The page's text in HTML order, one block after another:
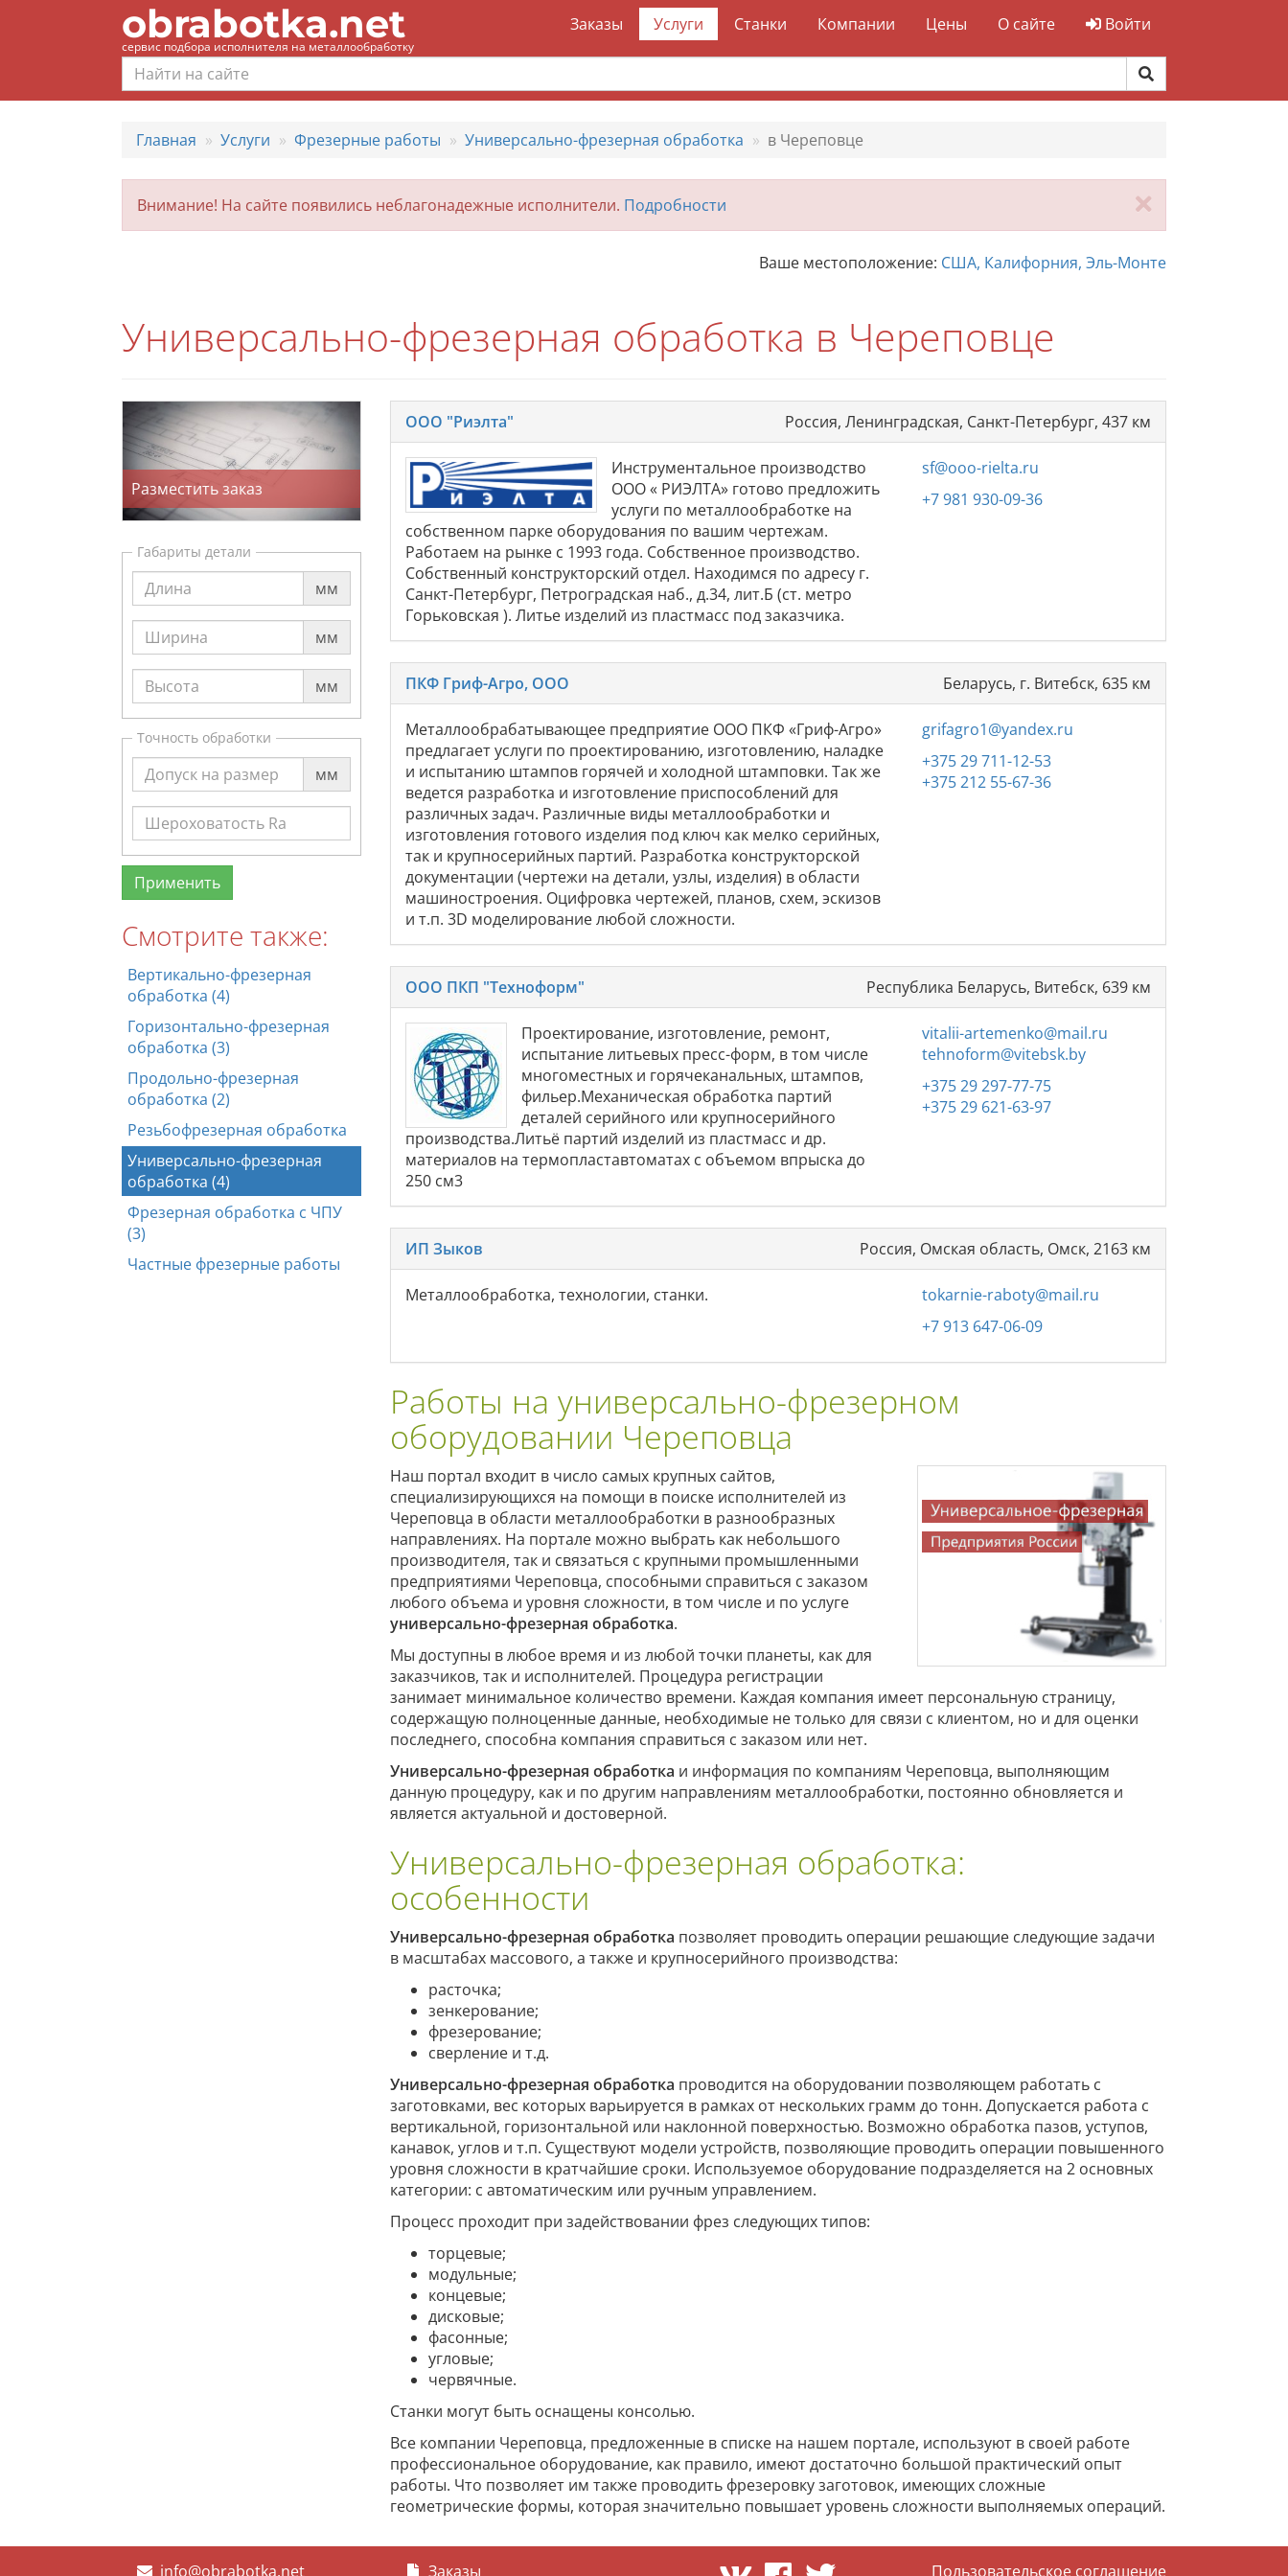
obrabotka.net
сервис подбора исполнителя на металлообработку
Заказы Услуги Станки Компании Цены О сайте Войти
Главная Услуги Фрезерные работы Универсально-фрезерная обработка в Череповце
Внимание! На сайте появились неблагонадежные исполнители. Подробности
Ваше местоположение: США, Калифорния, Эль-Монте
Универсально-фрезерная обработка в Череповце
Разместить заказ
Габариты детали
мм
мм
мм
Точность обработки
мм
Смотрите также:
Вертикально-фрезерная
обработка (4)
Горизонтально-фрезерная
обработка (3)
Продольно-фрезерная
обработка (2)
Резьбофрезерная обработка
Универсально-фрезерная
обработка (4)
Фрезерная обработка с ЧПУ
(3)
Частные фрезерные работы
ООО "Риэлта" Россия, Ленинградская, Санкт-Петербург, 437 км
Инструментальное производство
ООО « РИЭЛТА» готово предложить
услуги по металлообработке на
собственном парке оборудования по вашим чертежам.
Работаем на рынке с 1993 года. Собственное производство.
Собственный конструкторский отдел. Находимся по адресу г.
Санкт-Петербург, Петроградская наб., д.34, лит.Б (ст. метро
Горьковская ). Литье изделий из пластмасс под заказчика.
sf@ooo-rielta.ru
+7 981 930-09-36
ПКФ Гриф-Агро, ООО Беларусь, г. Витебск, 635 км
Металлообрабатывающее предприятие ООО ПКФ «Гриф-Агро»
предлагает услуги по проектированию, изготовлению, наладке
и испытанию штампов горячей и холодной штамповки. Так же
ведется разработка и изготовление приспособлений для
различных задач. Различные виды металлообработки и
изготовления готового изделия под ключ как мелко серийных,
так и крупносерийных партий. Разработка конструкторской
документации (чертежи на детали, узлы, изделия) в области
машиностроения. Оцифровка чертежей, планов, схем, эскизов
и т.п. 3D моделирование любой сложности.
grifagro1@yandex.ru
+375 29 711-12-53
+375 212 55-67-36
ООО ПКП "Техноформ" Республика Беларусь, Витебск, 639 км
Проектирование, изготовление, ремонт,
испытание литьевых пресс-форм, в том числе
многоместных и горячеканальных, штампов,
фильер.Механическая обработка партий
деталей серийного или крупносерийного
производства.Литьё партий изделий из пластмасс и др.
материалов на термопластавтоматах с объемом впрыска до
250 см3
vitalii-artemenko@mail.ru
tehnoform@vitebsk.by
+375 29 297-77-75
+375 29 621-63-97
ИП Зыков Россия, Омская область, Омск, 2163 км
Металлообработка, технологии, станки.
tokarnie-raboty@mail.ru
+7 913 647-06-09
Работы на универсально-фрезерном
оборудовании Череповца
Наш портал входит в число самых крупных сайтов,
специализирующихся на помощи в поиске исполнителей из
Череповца в области металлообработки в разнообразных
направлениях. На портале можно выбрать как небольшого
производителя, так и связаться с крупными промышленными
предприятиями Череповца, способными справиться с заказом
любого объема и уровня сложности, в том числе и по услуге
универсально-фрезерная обработка.
Мы доступны в любое время и из любой точки планеты, как для
заказчиков, так и исполнителей. Процедура регистрации
занимает минимальное количество времени. Каждая компания имеет персональную страницу,
содержащую полноценные данные, необходимые не только для связи с клиентом, но и для оценки
последнего, способна компания справиться с заказом или нет.
Универсально-фрезерная обработка и информация по компаниям Череповца, выполняющим
данную процедуру, как и по другим направлениям металлообработки, постоянно обновляется и
является актуальной и достоверной.
Универсально-фрезерная обработка:
особенности
Универсально-фрезерная обработка позволяет проводить операции решающие следующие задачи
в масштабах массового, а также и крупносерийного производства:
расточка;
зенкерование;
фрезерование;
сверление и т.д.
Универсально-фрезерная обработка проводится на оборудовании позволяющем работать с
заготовками, вес которых варьируется в рамках от нескольких грамм до тонн. Допускается работа с
вертикальной, горизонтальной или наклонной поверхностью. Возможно обработка пазов, уступов,
канавок, углов и т.п. Существуют модели устройств, позволяющие проводить операции повышенного
уровня сложности в кратчайшие сроки. Используемое оборудование подразделяется на 2 основных
категории: с автоматическим или ручным управлением.
Процесс проходит при задействовании фрез следующих типов:
торцевые;
модульные;
концевые;
дисковые;
фасонные;
угловые;
червячные.
Станки могут быть оснащены консолью.
Все компании Череповца, предложенные в списке на нашем портале, используют в своей работе
профессиональное оборудование, как правило, имеют достаточно большой практический опыт
работы. Что позволяет им также проводить фрезеровку заготовок, имеющих сложные
геометрические формы, которая значительно повышает уровень сложности выполняемых операций.
info@obrabotka.net Заказы Пользовательское соглашение